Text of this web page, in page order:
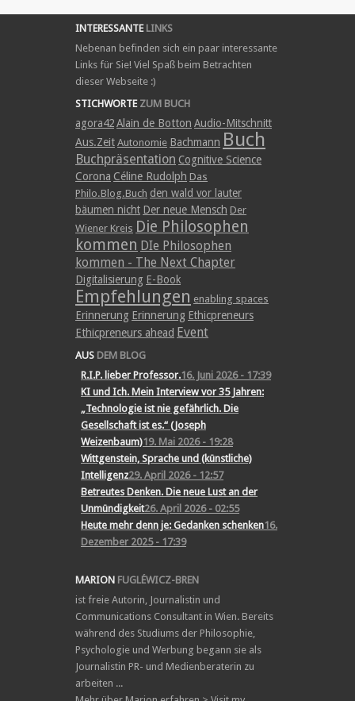
INTERESSANTELINKS
Nebenan befinden sich ein paar interessante
Links für Sie! Viel Spaß beim Betrachten
dieser Webseite :)
STICHWORTEZUM BUCH
agora42Alain de Botton Audio-Mitschnitt
Aus.Zeit Autonomie Bachmann Buch
Buchpräsentation Cognitive Science
Corona Céline Rudolph Das
Philo.Blog.Buch den wald vor lauter
bäumen nicht Der neue Mensch Der
Wiener Kreis Die Philosophen
kommen DIe Philosophen
kommen - The Next Chapter
Digitalisierung E-Book
Empfehlungen enabling spaces
Erinnerung Erinnerung Ethicpreneurs
Ethicpreneurs ahead Event
AUS DEM BLOG
R.I.P. lieber Professor.16. Juni 2026 - 17:39
KI und Ich. Mein Interview vor 35 Jahren:
„Technologie ist nie gefährlich. Die
Gesellschaft ist es.“ (Joseph
Weizenbaum)19. Mai 2026 - 19:28
Wittgenstein, Sprache und (künstliche)
Intelligenz29. April 2026 - 12:57
Betreutes Denken. Die neue Lust an der
Unmündigkeit26. April 2026 - 02:55
Heute mehr denn je: Gedanken schenken16.
Dezember 2025 - 17:39
MARION FUGLÉWICZ-BREN
ist freie Autorin, Journalistin und
Communications Consultant in Wien. Bereits
während des Studiums der Philosophie,
Psychologie und Werbung begann sie als
Journalistin PR- und Medienberaterin zu
arbeiten ...